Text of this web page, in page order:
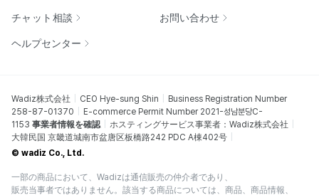
チャット相談 お問い合わせ
ヘルプセンター
Wadiz株式会社 CEO Hye-sung Shin
Business Registration Number
258-87-01370
E-commerce Permit Number 2021-성남분당C-
1153 事業者情報を確認
ホスティングサービス事業者：Wadiz株式会社
大韓民国 京畿道城南市盆唐区板橋路242 PDC A棟402号
© wadiz Co., Ltd.
一部の商品において、Wadizは通信販売の仲介者であり、
販売当事者ではありません。該当する商品については、商品、商品情報、